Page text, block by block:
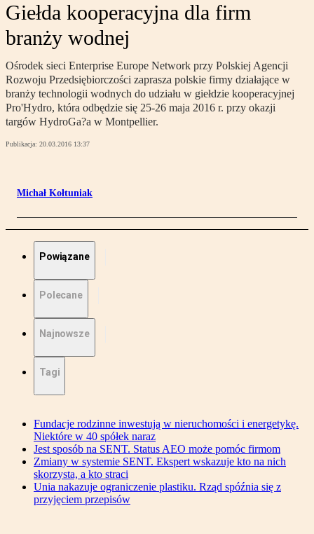
Giełda kooperacyjna dla firm
branży wodnej
Ośrodek sieci Enterprise Europe Network przy Polskiej Agencji
Rozwoju Przedsiębiorczości zaprasza polskie firmy działające w
branży technologii wodnych do udziału w giełdzie kooperacyjnej
Pro'Hydro, która odbędzie się 25-26 maja 2016 r. przy okazji
targów HydroGa?a w Montpellier.
Publikacja: 20.03.2016 13:37
Michał Kołtuniak
Powiązane
Polecane
Najnowsze
Tagi
Fundacje rodzinne inwestują w nieruchomości i energetykę.
Niektóre w 40 spółek naraz
Jest sposób na SENT. Status AEO może pomóc firmom
Zmiany w systemie SENT. Ekspert wskazuje kto na nich
skorzysta, a kto straci
Unia nakazuje ograniczenie plastiku. Rząd spóźnia się z
przyjęciem przepisów